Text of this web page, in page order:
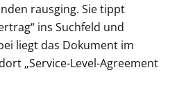
rausging. Sie tippt
ins Suchfeld und
liegt das Dokument im
„Service-Level-Agreement